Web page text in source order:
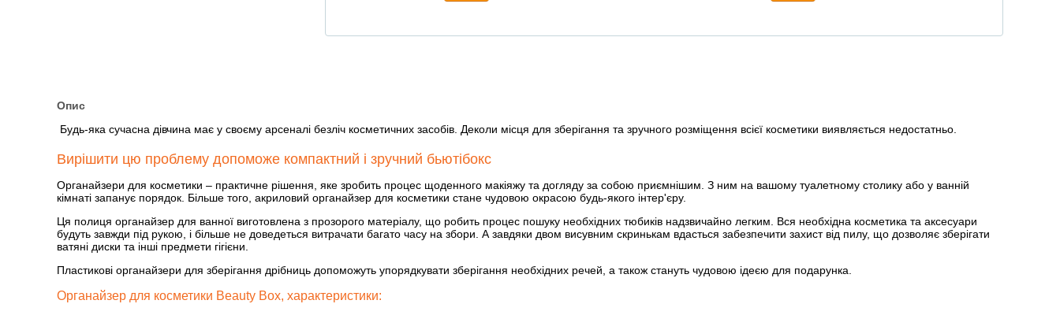
Опис
Будь-яка сучасна дівчина має у своєму арсеналі безліч косметичних засобів. Деколи місця для зберігання та зручного розміщення всієї косметики виявляється недостатньо.
Вирішити цю проблему допоможе компактний і зручний бьютібокс
Органайзери для косметики – практичне рішення, яке зробить процес щоденного макіяжу та догляду за собою приємнішим. З ним на вашому туалетному столику або у ванній
кімнаті запанує порядок. Більше того, акриловий органайзер для косметики стане чудовою окрасою будь-якого інтер'єру.
Ця полиця органайзер для ванної виготовлена ​​з прозорого матеріалу, що робить процес пошуку необхідних тюбиків надзвичайно легким. Вся необхідна косметика та аксесуари
будуть завжди під рукою, і більше не доведеться витрачати багато часу на збори. А завдяки двом висувним скринькам вдасться забезпечити захист від пилу, що дозволяє зберігати
ватяні диски та інші предмети гігієни.
Пластикові органайзери для зберігання дрібниць допоможуть упорядкувати зберігання необхідних речей, а також стануть чудовою ідеєю для подарунка.
Органайзер для косметики Beauty Box, характеристики: